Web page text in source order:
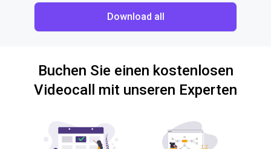
Download all
Buchen Sie einen kostenlosen
Videocall mit unseren Experten